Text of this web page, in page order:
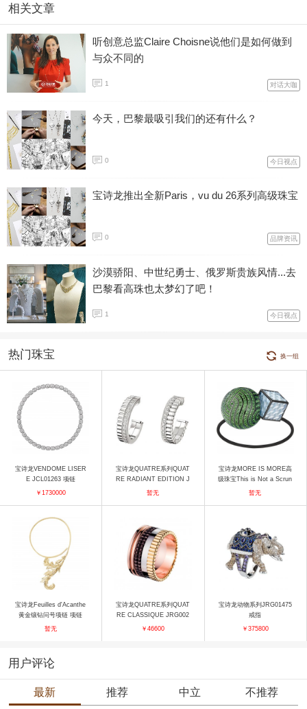
相关文章
听创意总监Claire Choisne说他们是如何做到
与众不同的
1 对话大咖
今天，巴黎最吸引我们的还有什么？
0 今日视点
宝诗龙推出全新Paris，vu du 26系列高级珠宝
0 品牌资讯
沙漠骄阳、中世纪勇士、俄罗斯贵族风情...去
巴黎看高珠也太梦幻了吧！
1 今日视点
热门珠宝 换一组
宝诗龙VENDOME LISER
E JCL01263 项链
￥1730000
宝诗龙QUATRE系列QUAT
RE RADIANT EDITION J
CO00964 耳饰
暂无
宝诗龙MORE IS MORE高
级珠宝This is Not a Scrun
chie发饰 发饰
暂无
宝诗龙Feuilles d'Acanthe
黄金镶钻问号项链 项链
暂无
宝诗龙QUATRE系列QUAT
RE CLASSIQUE JRG002
57 戒指
￥46600
宝诗龙动物系列JRG01475
戒指
￥375800
用户评论
最新 推荐 中立 不推荐